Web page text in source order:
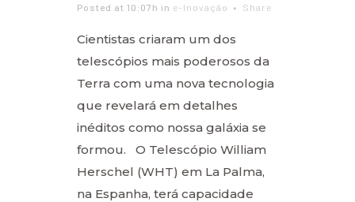
Posted at 10:07h in e-Inovação Share
Cientistas criaram um dos
telescópios mais poderosos da
Terra com uma nova tecnologia
que revelará em detalhes
inéditos como nossa galáxia se
formou. O Telescópio William
Herschel (WHT) em La Palma,
na Espanha, terá capacidade